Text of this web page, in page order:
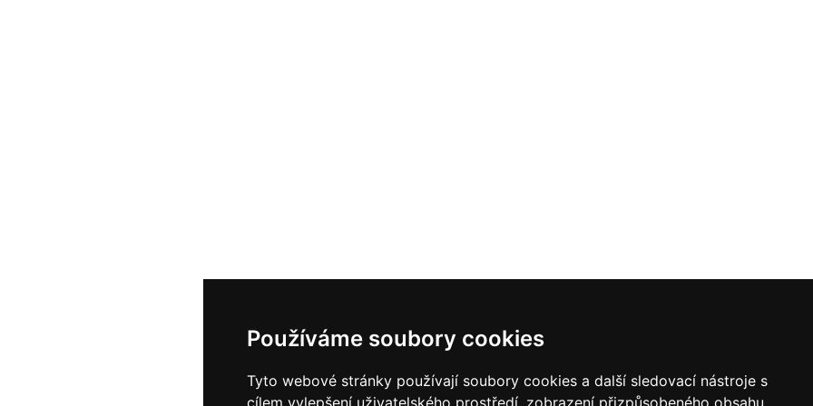
Používáme soubory cookies
Tyto webové stránky používají soubory cookies a další sledovací nástroje s
cílem vylepšení uživatelského prostředí, zobrazení přizpůsobeného obsahu